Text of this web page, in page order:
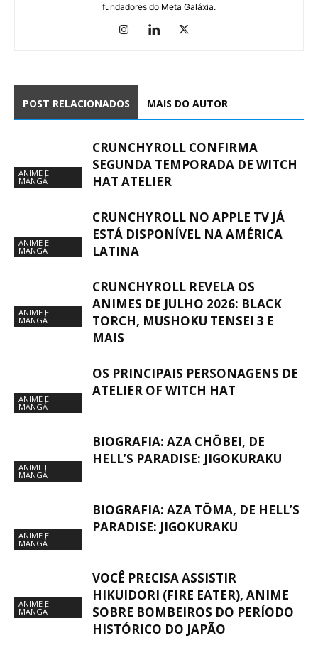
fundadores do Meta Galáxia.
POST RELACIONADOS MAIS DO AUTOR
ANIME E
MANGÁ
CRUNCHYROLL CONFIRMA
SEGUNDA TEMPORADA DE WITCH
HAT ATELIER
ANIME E
MANGÁ
CRUNCHYROLL NO APPLE TV JÁ
ESTÁ DISPONÍVEL NA AMÉRICA
LATINA
ANIME E
MANGÁ
CRUNCHYROLL REVELA OS
ANIMES DE JULHO 2026: BLACK
TORCH, MUSHOKU TENSEI 3 E
MAIS
ANIME E
MANGÁ
OS PRINCIPAIS PERSONAGENS DE
ATELIER OF WITCH HAT
ANIME E
MANGÁ
BIOGRAFIA: AZA CHŌBEI, DE
HELL’S PARADISE: JIGOKURAKU
ANIME E
MANGÁ
BIOGRAFIA: AZA TŌMA, DE HELL’S
PARADISE: JIGOKURAKU
ANIME E
MANGÁ
VOCÊ PRECISA ASSISTIR
HIKUIDORI (FIRE EATER), ANIME
SOBRE BOMBEIROS DO PERÍODO
HISTÓRICO DO JAPÃO